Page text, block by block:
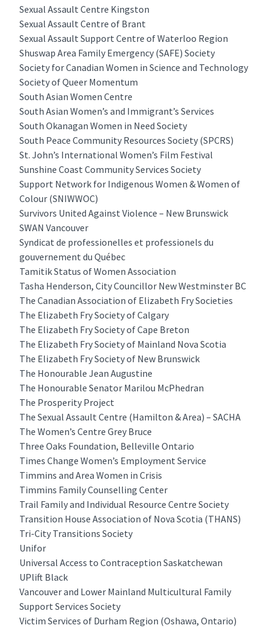
Sexual Assault Centre Kingston
Sexual Assault Centre of Brant
Sexual Assault Support Centre of Waterloo Region
Shuswap Area Family Emergency (SAFE) Society
Society for Canadian Women in Science and Technology
Society of Queer Momentum
South Asian Women Centre
South Asian Women’s and Immigrant’s Services
South Okanagan Women in Need Society
South Peace Community Resources Society (SPCRS)
St. John’s International Women’s Film Festival
Sunshine Coast Community Services Society
Support Network for Indigenous Women & Women of
Colour (SNIWWOC)
Survivors United Against Violence – New Brunswick
SWAN Vancouver
Syndicat de professionelles et professionels du
gouvernement du Québec
Tamitik Status of Women Association
Tasha Henderson, City Councillor New Westminster BC
The Canadian Association of Elizabeth Fry Societies
The Elizabeth Fry Society of Calgary
The Elizabeth Fry Society of Cape Breton
The Elizabeth Fry Society of Mainland Nova Scotia
The Elizabeth Fry Society of New Brunswick
The Honourable Jean Augustine
The Honourable Senator Marilou McPhedran
The Prosperity Project
The Sexual Assault Centre (Hamilton & Area) – SACHA
The Women’s Centre Grey Bruce
Three Oaks Foundation, Belleville Ontario
Times Change Women’s Employment Service
Timmins and Area Women in Crisis
Timmins Family Counselling Center
Trail Family and Individual Resource Centre Society
Transition House Association of Nova Scotia (THANS)
Tri-City Transitions Society
Unifor
Universal Access to Contraception Saskatchewan
UPlift Black
Vancouver and Lower Mainland Multicultural Family
Support Services Society
Victim Services of Durham Region (Oshawa, Ontario)